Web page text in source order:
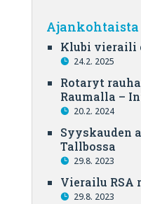
Ajankohtaista
Klubi vieraili
24.2. 2025
Rotaryt
Raumalla –
20.2. 2024
Syyskauden
Tallbossa
29.8. 2023
Vierailu RSA
29.8. 2023